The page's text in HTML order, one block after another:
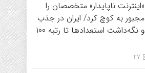
«اینترنت ناپایدار» متخصصان را
مجبور به کوچ کرد/ ایران در جذب
و نگه‌داشت استعدادها تا رتبه ۱۰۰
27